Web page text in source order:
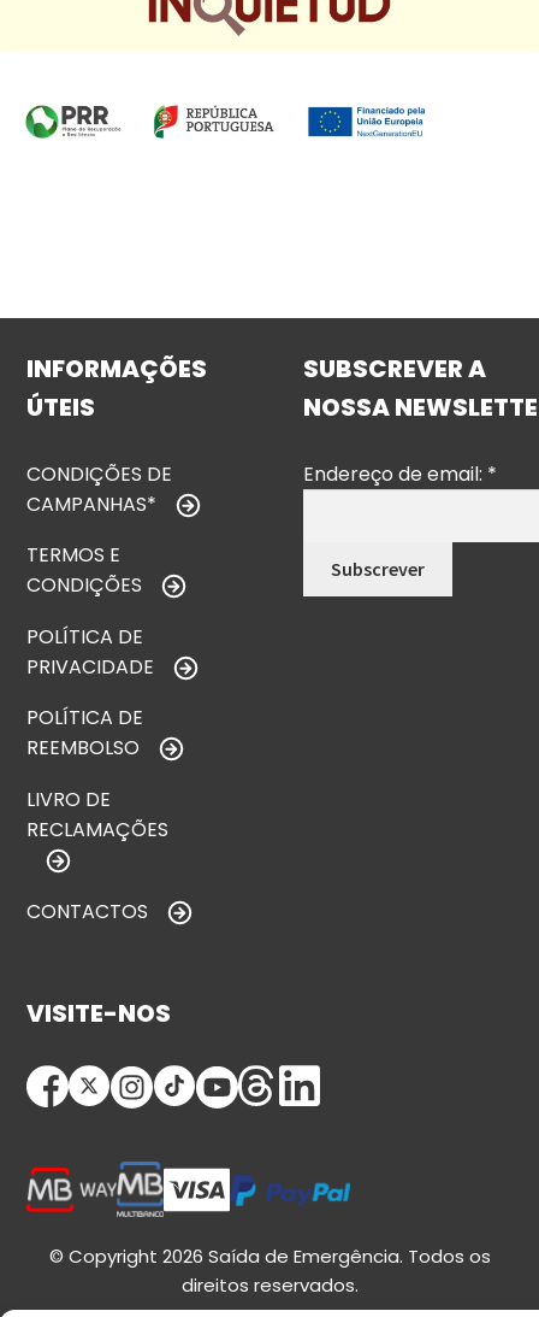
INFORMAÇÕES
ÚTEIS
CONDIÇÕES DE
CAMPANHAS*
TERMOS E
CONDIÇÕES
POLÍTICA DE
PRIVACIDADE
POLÍTICA DE
REEMBOLSO
LIVRO DE
RECLAMAÇÕES
CONTACTOS
SUBSCREVER A
NOSSA
Endereço de email: *
VISITE-NOS
© Copyright 2026 Saída de Emergência. Todos os
direitos reservados.